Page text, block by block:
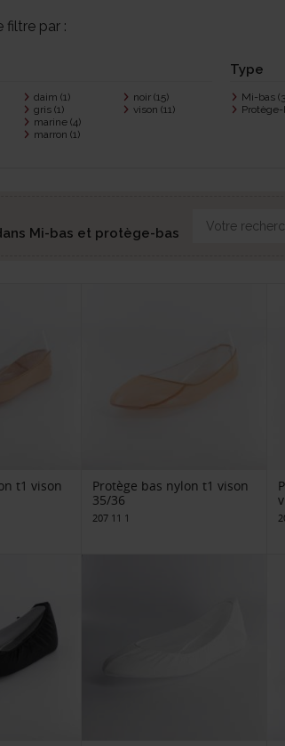
filtre par :
daim(1)
gris(1)
marine(4)
marron(1)
noir(15)
vison(11)
Type
Mi-bas
Mi-bas et protège-bas
t1 vison
Protège bas nylon t1 vison
35/36
207 11 1